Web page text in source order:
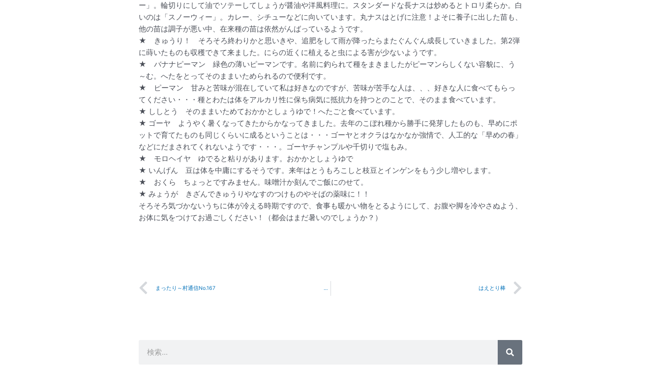
ー」。輪切りにして油でソテーしてしょうが醤油や洋風料理に。スタンダードな長ナスは炒めるとトロリ柔らか。白
いのは「スノーウィー」。カレー、シチューなどに向いています。丸ナスはとげに注意！よそに養子に出した苗も、
他の苗は調子が悪い中、在来種の苗は依然がんばっているようです。
★ きゅうり！ そろそろ終わりかと思いきや、追肥をして雨が降ったらまたぐんぐん成長していきました。第2弾
に蒔いたものも収穫できて来ました。にらの近くに植えると虫による害が少ないようです。
★ バナナピーマン 緑色の薄いピーマンです。名前に釣られて種をまきましたがピーマンらしくない容貌に、う
～む。へたをとってそのままいためられるので便利です。
★ ピーマン 甘みと苦味が混在していて私は好きなのですが、苦味が苦手な人は、、、好きな人に食べてもらっ
てください・・・種とわたは体をアルカリ性に保ち病気に抵抗力を持つとのことで、そのまま食べています。
★ ししとう そのままいためておかかとしょうゆで！へたごと食べています。
★ ゴーヤ ようやく暑くなってきたからかなってきました。去年のこぼれ種から勝手に発芽したものも、早めにポ
ットで育てたものも同じくらいに成るということは・・・ゴーヤとオクラはなかなか強情で、人工的な「早めの春」
などにだまされてくれないようです・・・。ゴーヤチャンプルや千切りで塩もみ。
★ モロヘイヤ ゆでると粘りがあります。おかかとしょうゆで
★ いんげん 豆は体を中庸にするそうです。来年はとうもろこしと枝豆とインゲンをもう少し増やします。
★ おくら ちょっとですみません。味噌汁か刻んでご飯にのせて。
★ みょうが きざんできゅうりやなすのつけものやそばの薬味に！！
そろそろ気づかないうちに体が冷える時期ですので、食事も暖かい物をとるようにして、お腹や脚を冷やさぬよう、
お体に気をつけてお過ごしください！（都会はまだ暑いのでしょうか？）
Prev まったり～村通信No.167 2009年8月21日 はえとり棒
検